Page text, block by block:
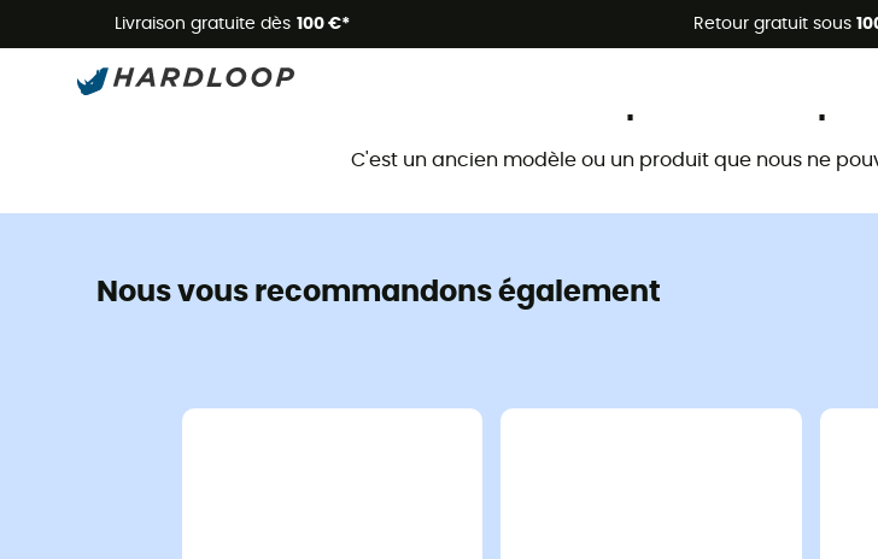
Livraison gratuite dès 100 €* Retour gratuit sous
Promos d'été 🔥 -5 % EXTRA dès 2
C'est un ancien modèle ou un produit que nous ne
Nous vous recommandons également